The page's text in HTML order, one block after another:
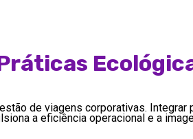
de viagens corporativas.
a eficiência operacional e a